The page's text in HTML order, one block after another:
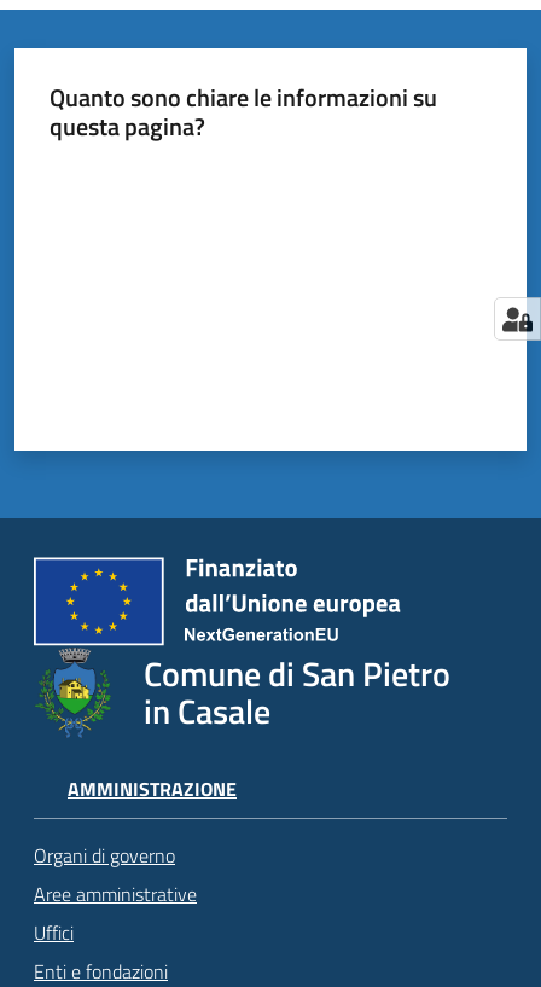
Quanto sono chiare le informazioni su
questa pagina?
Comune di San Pietro
in Casale
AMMINISTRAZIONE
Organi di governo
Aree amministrative
Uffici
Enti e fondazioni